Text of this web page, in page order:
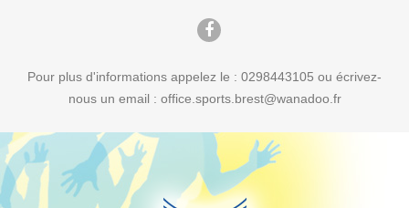
Pour plus d'informations appelez le : 0298443105 ou écrivez-
nous un email : office.sports.brest@wanadoo.fr